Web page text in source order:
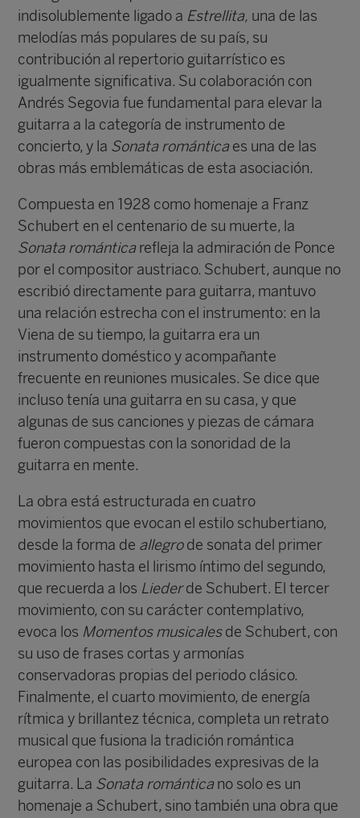
indisolublemente ligado a Estrellita, una de las
melodías más populares de su país, su
contribución al repertorio guitarrístico es
igualmente significativa. Su colaboración con
Andrés Segovia fue fundamental para elevar la
guitarra a la categoría de instrumento de
concierto, y la Sonata románticaes una de las
obras más emblemáticas de esta asociación.
Compuesta en 1928 como homenaje a Franz
Schubert en el centenario de su muerte, la
Sonata románticarefleja la admiración de Ponce
por el compositor austriaco. Schubert, aunque no
escribió directamente para guitarra, mantuvo
una relación estrecha con el instrumento: en la
Viena de su tiempo, la guitarra era un
instrumento doméstico y acompañante
frecuente en reuniones musicales. Se dice que
incluso tenía una guitarra en su casa, y que
algunas de sus canciones y piezas de cámara
fueron compuestas con la sonoridad de la
guitarra en mente.
La obra está estructurada en cuatro
movimientos que evocan el estilo schubertiano,
desde la forma de allegrode sonata del primer
movimiento hasta el lirismo íntimo del segundo,
que recuerda a los Liederde Schubert. El tercer
movimiento, con su carácter contemplativo,
evoca los Momentos musicalesde Schubert, con
su uso de frases cortas y armonías
conservadoras propias del periodo clásico.
Finalmente, el cuarto movimiento, de energía
rítmica y brillantez técnica, completa un retrato
musical que fusiona la tradición romántica
europea con las posibilidades expresivas de la
guitarra. La Sonata románticano solo es un
homenaje a Schubert, sino también una obra que